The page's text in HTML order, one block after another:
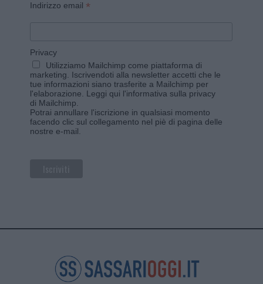
Indirizzo email *
Privacy
Utilizziamo Mailchimp come piattaforma di
marketing. Iscrivendoti alla newsletter accetti che le
tue informazioni siano trasferite a Mailchimp per
l'elaborazione. Leggi qui l'informativa sulla privacy
di Mailchimp
Potrai annullare l'iscrizione in qualsiasi momento
facendo clic sul collegamento nel piè di pagina delle
nostre e-mail.